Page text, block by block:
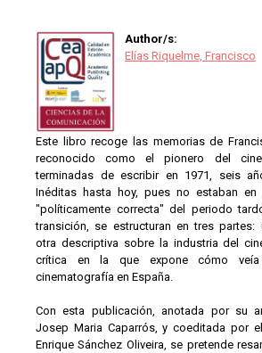
Author/s:
Elías Riquelme, Francisco
Este libro recoge las memorias de
reconocido como el pionero del cine
terminadas de escribir en 1971, seis
Inéditas hasta hoy, pues no estaban
"políticamente correcta" del periodo
transición, se estructuran en tres partes:
otra descriptiva sobre la industria del
crítica en la que expone cómo
cinematografía en España.
Con esta publicación, anotada por su
Josep Maria Caparrós, y coeditada por
Enrique Sánchez Oliveira, se pretende